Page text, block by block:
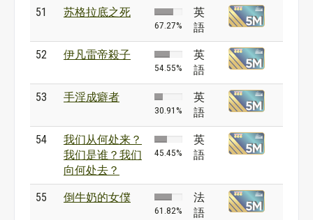
51 苏格拉底之死
67.27%
英
語
52 伊凡雷帝殺子
54.55%
英
語
53 手淫成癖者
30.91%
英
語
54
我们从何处来？
我们是谁？我们
向何处去？
45.45%
英
語
55 倒牛奶的女僕
61.82%
法
語